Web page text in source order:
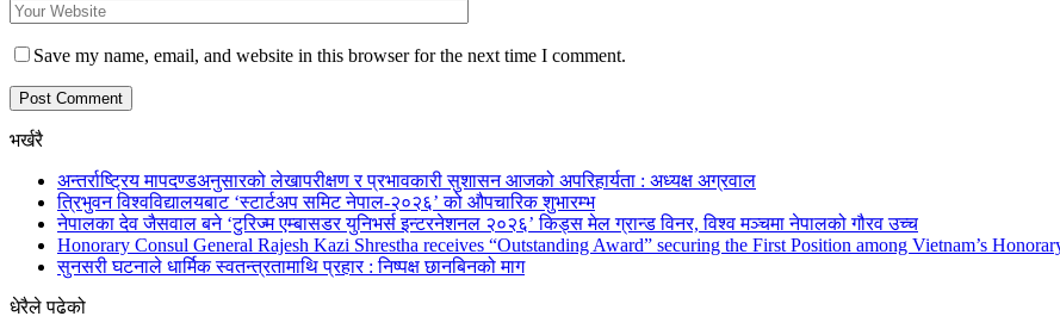
Save my name, email, and website in this browser for the next time I comment.
भर्खरै
अन्तर्राष्ट्रिय मापदण्डअनुसारको लेखापरीक्षण र प्रभावकारी सुशासन आजको अपरिहार्यता : अध्यक्ष अग्रवाल
त्रिभुवन विश्वविद्यालयबाट ‘स्टार्टअप समिट नेपाल-२०२६’ को औपचारिक शुभारम्भ
नेपालका देव जैसवाल बने ‘टुरिज्म एम्बासडर युनिभर्स इन्टरनेशनल २०२६’ किड्स मेल ग्रान्ड विनर, विश्व मञ्चमा नेपालको गौरव उच्च
Honorary Consul General Rajesh Kazi Shrestha receives “Outstanding Award” securing the First Position among Vietnam’s
सुनसरी घटनाले धार्मिक स्वतन्त्रतामाथि प्रहार : निष्पक्ष छानबिनको माग
धेरैले पढेको